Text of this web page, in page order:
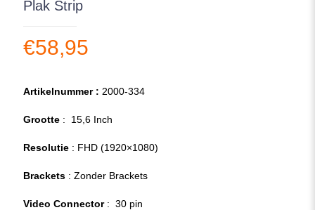
Plak Strip
€58,95
Artikelnummer : 2000-334
Grootte : 15,6 Inch
Resolutie : FHD (1920×1080)
Brackets : Zonder Brackets
Video Connector: 30 pin